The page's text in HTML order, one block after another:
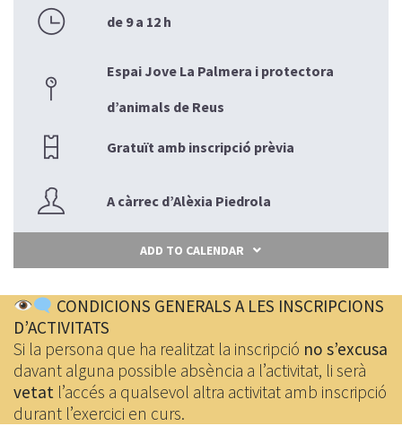
de 9 a 12 h
Espai Jove La Palmera i protectora
d’animals de Reus
Gratuït amb inscripció prèvia
A càrrec d’Alèxia Piedrola
ADD TO CALENDAR
CONDICIONS GENERALS A LES INSCRIPCIONS
D’ACTIVITATS
Si la persona que ha realitzat la inscripció no s’excusa
davant alguna possible absència a l’activitat, li serà
vetat l’accés a qualsevol altra activitat amb inscripció
durant l’exercici en curs.